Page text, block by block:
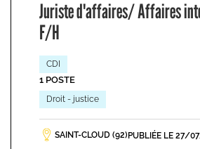
Juriste d'affaires/ Affaires
F/H
CDI
1 POSTE
Droit - justice
SAINT-CLOUD (92) PUBLIÉE LE 27/